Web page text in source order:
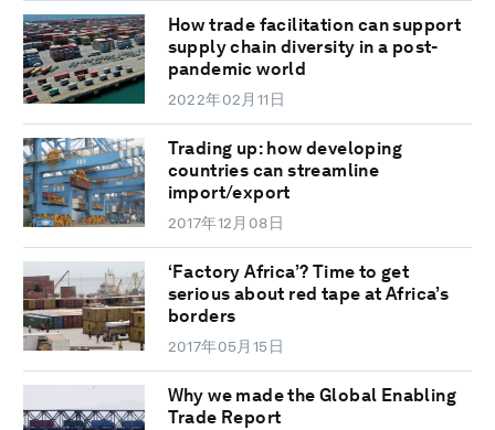
How trade facilitation can support
supply chain diversity in a post-
pandemic world
2022年02月11日
Trading up: how developing
countries can streamline
import/export
2017年12月08日
‘Factory Africa’? Time to get
serious about red tape at Africa’s
borders
2017年05月15日
Why we made the Global Enabling
Trade Report